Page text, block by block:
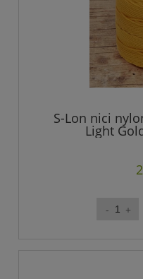
S-Lon nici
Light